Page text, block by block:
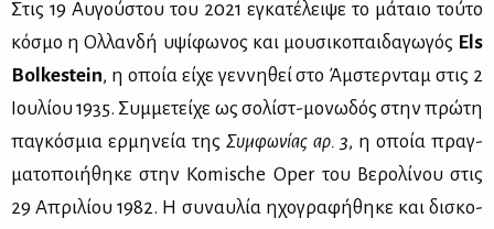
Στις 19 Αυ­γού­στου του 2021 εγκα­τέ­λει­ψε το μά­ταιο τού­το
κό­σμο η Ολ­λαν­δή υψί­φω­νος και μου­σι­κο­παι­δα­γω­γός Els
Bolkestein, η οποία εί­χε γεν­νη­θεί στο Άμ­στερ­νταμ στις 2
Ιου­λί­ου 1935. Συμ­με­τεί­χε ως σο­λίστ-μο­νω­δός στην πρώ­τη
πα­γκό­σμια ερ­μη­νεία της Συμ­φω­νί­ας αρ. 3, η οποία πραγ­
μα­το­ποι­ή­θη­κε στην Komische Oper του Βε­ρο­λί­νου στις
29 Απρι­λί­ου 1982. Η συ­ναυ­λία ηχο­γρα­φή­θη­κε και δι­σκο­